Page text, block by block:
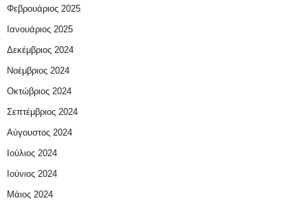
Φεβρουάριος 2025
Ιανουάριος 2025
Δεκέμβριος 2024
Νοέμβριος 2024
Οκτώβριος 2024
Σεπτέμβριος 2024
Αύγουστος 2024
Ιούλιος 2024
Ιούνιος 2024
Μάιος 2024